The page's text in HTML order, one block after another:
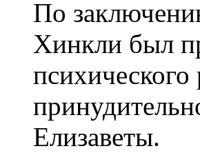
По
Хинкли был
психического
Елизаветы.